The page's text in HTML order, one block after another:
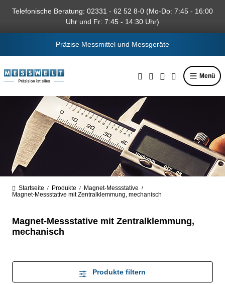
springen
Telefonische Beratung: 02331 - 62 52 8-0 (Mo-Do: 7:45 - 16:00
Uhr und Fr: 7:45 - 14:30 Uhr)
Präzise Messmittel und Messgeräte
Menü
Startseite / Produkte / Magnet-Messstative /
Magnet-Messstative mit Zentralklemmung, mechanisch
Magnet-Messstative mit Zentralklemmung,
mechanisch
Produkte filtern